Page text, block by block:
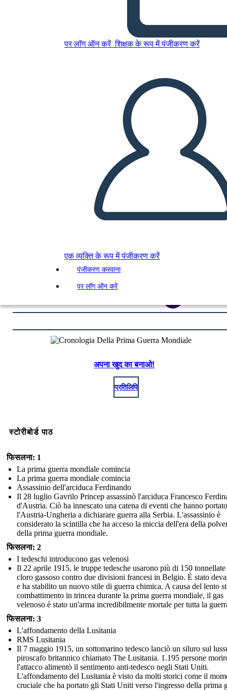
पर लॉग ऑन करें शिक्षक के रूप में पंजीकरण करें
एक व्यक्ति के रूप में पंजीकरण करें
पंजीकरण करवाना
पर लॉग ऑन करें
इस स्टोरीबोर्ड को कॉपी करें
स्लाइड शो चलाएं
मुझे पढ़कर सुनाओ
अपना खुद का बनाओ!
प्रतिलिपि
स्टोरीबोर्ड पाठ
फिसलना: 1
La prima guerra mondiale comincia
La prima guerra mondiale comincia
Assassinio dell'arciduca Ferdinando
Il 28 luglio Gavrilo Princep assassinò l'arciduca Francesco
d'Austria. Ciò ha innescato una catena di eventi che hanno portato
l'Austria-Ungheria a dichiarare guerra alla Serbia. L'assassinio è
considerato la scintilla che ha acceso la miccia dell'era della
della prima guerra mondiale.
फिसलना: 2
I tedeschi introducono gas velenosi
Il 22 aprile 1915, le truppe tedesche usarono più di 150
cloro gassoso contro due divisioni francesi in Belgio. È stato
e ha stabilito un nuovo stile di guerra chimica. A causa del lento
combattimento in trincea durante la prima guerra mondiale, il gas
velenoso è stato un'arma incredibilmente mortale per tutta la
फिसलना: 3
L'affondamento della Lusitania
RMS Lusitania
Il 7 maggio 1915, un sottomarino tedesco lanciò un siluro sul
piroscafo britannico chiamato The Lusitania. 1.195 persone
l'attacco alimentò il sentimento anti-tedesco negli Stati Uniti.
L'affondamento del Lusitania è visto da molti storici come il
cruciale che ha portato gli Stati Uniti verso l'ingresso della prima